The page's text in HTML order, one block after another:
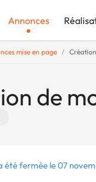
Annonces
mise en page
de
été fermée le 07